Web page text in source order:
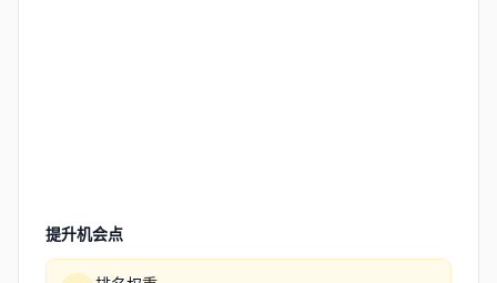
提升机会点